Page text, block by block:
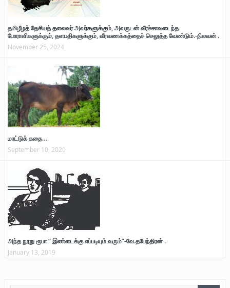
தமிழீழத் தேசியத் தலைவர் அவர்களுக்கும், அவருடன் வீரச்சாவடைந்த
போராளிகளுக்கும், தளபதிகளுக்கும், வீரவணக்கத்தைச் செலுத்த வேண்டும்.-நிலவன் .
November 25, 2024
மாட்டுக் கதை…
September 10, 2020
அந்த நூறு ரூபா “ இண்டைக்கு எப்படியும் வரும்”-வே.தபேந்திரன் .
January 13, 2019